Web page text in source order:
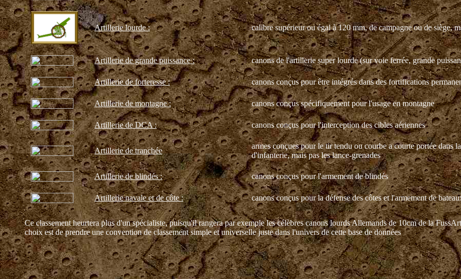
Artillerie lourde : calibre supérieur ou égal à 120 mm, de campagne ou de siège,
Artillerie de grande puissance : canons de l'artillerie super lourde (sur voie ferrée, grande
Artillerie de forteresse : canons conçus pour être intégrés dans des fortifications
Artillerie de montagne : canons conçus spécifiquement pour l'usage en montagne
Artillerie de DCA : canons conçus pour l'interception des cibles aériennes
Artillerie de tranchée
armes conçues pour le tir tendu ou courbe a courte portée dans
d'infanterie, mais pas les lance-grenades
Artillerie de blindés : canons conçus pour l'armement de blindés
Artillerie navale et de côte : canons conçus pour la défense des côtes et l'armement de
Ce classement heurtera plus d'un spécialiste, puisqu'il rangera par exemple les célèbres canons lourds Allemands de 10cm de la
choix est de prendre une convention de classement simple et universelle juste dans l'univers de cette base de données